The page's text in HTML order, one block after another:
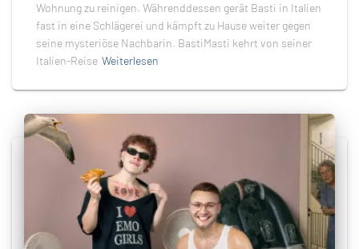
Wohnung zu reinigen. Währenddessen gerät Basti in Italien
fast in eine Schlägerei und kämpft zu Hause weiter gegen
seine mysteriöse Nachbarin. BastiMasti kehrt von seiner
Italien-Reise Weiterlesen